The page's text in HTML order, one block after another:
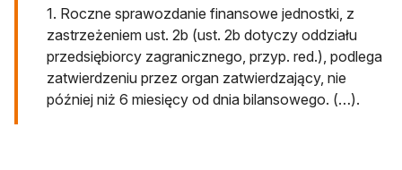
1. Roczne sprawozdanie finansowe jednostki, z
zastrzeżeniem ust. 2b (ust. 2b dotyczy oddziału
przedsiębiorcy zagranicznego, przyp. red.), podlega
zatwierdzeniu przez organ zatwierdzający, nie
później niż 6 miesięcy od dnia bilansowego. (…).